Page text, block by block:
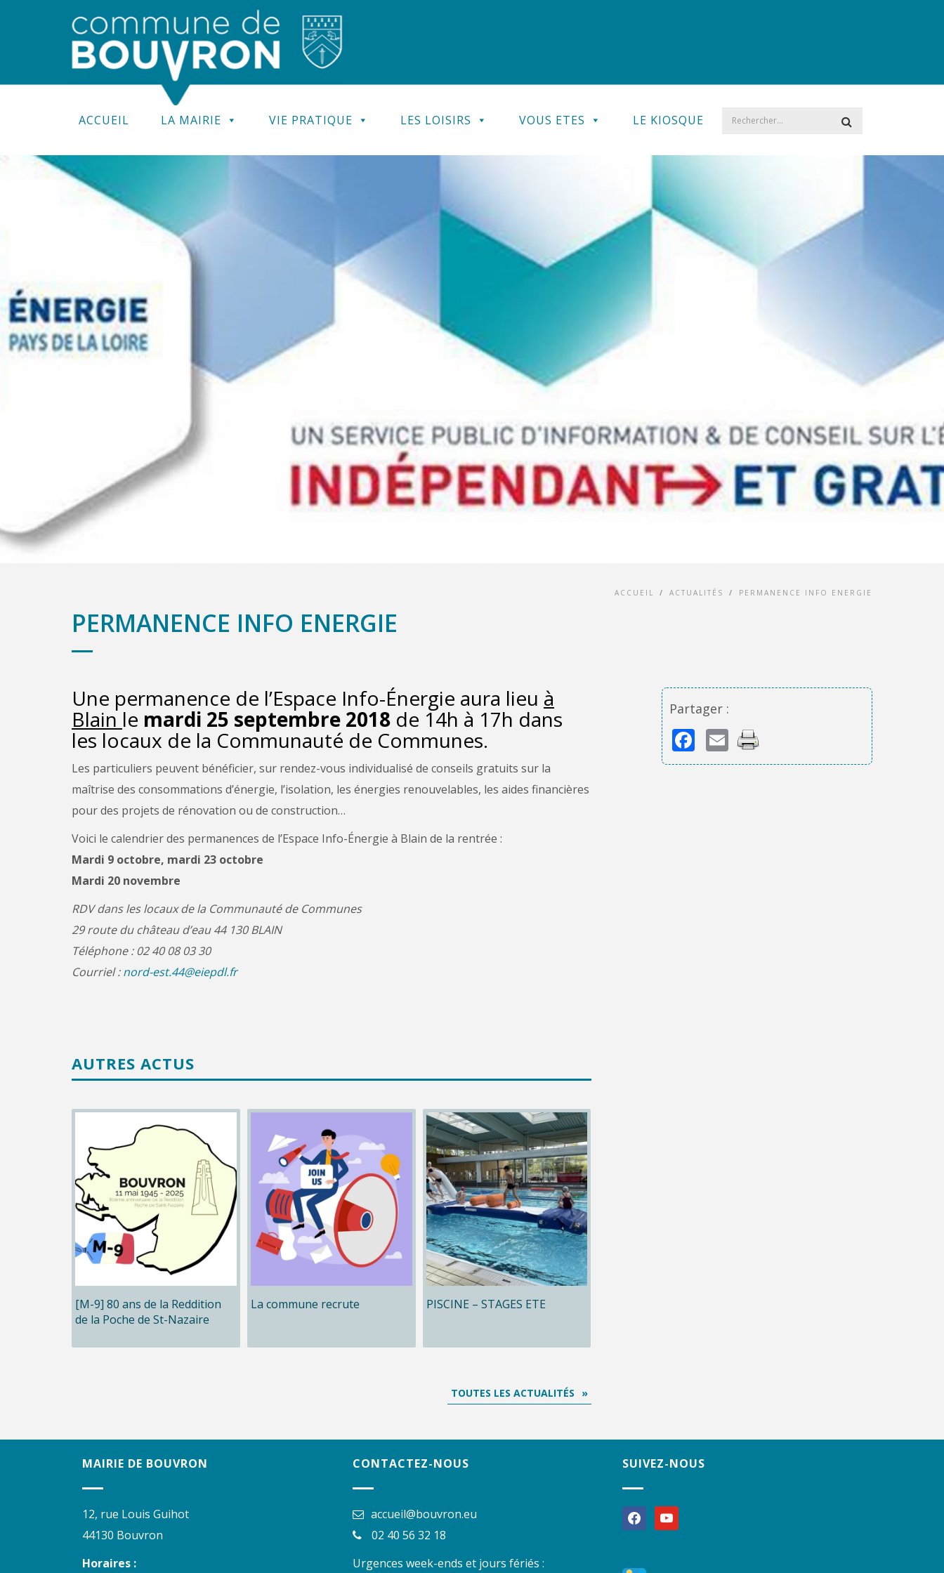
ACCUEIL LA MAIRIE VIE PRATIQUE LES LOISIRS VOUS ETES LE KIOSQUE
ACCUEIL / ACTUALITÉS / PERMANENCE INFO ENERGIE
PERMANENCE INFO ENERGIE
Une permanence de l’Espace Info-Énergie aura lieu à
Blain le mardi 25 septembre 2018 de 14h à 17h dans
les locaux de la Communauté de Communes.
Les particuliers peuvent bénéficier, sur rendez-vous individualisé de conseils gratuits sur la
maîtrise des consommations d’énergie, l’isolation, les énergies renouvelables, les aides financières
pour des projets de rénovation ou de construction…
Voici le calendrier des permanences de l’Espace Info-Énergie à Blain de la rentrée :
Mardi 9 octobre, mardi 23 octobre
Mardi 20 novembre
RDV dans les locaux de la Communauté de Communes
29 route du château d’eau 44 130 BLAIN
Téléphone : 02 40 08 03 30
Courriel :nord-est.44@eiepdl.fr
Partager :
Facebook
Email
AUTRES ACTUS
[M-9] 80 ans de la Reddition
de la Poche de St-Nazaire
La commune recrute PISCINE – STAGES ETE
TOUTES LES ACTUALITÉS
MAIRIE DE BOUVRON
12, rue Louis Guihot
44130 Bouvron
Horaires :
CONTACTEZ-NOUS
accueil@bouvron.eu
02 40 56 32 18
Urgences week-ends et jours fériés :
SUIVEZ-NOUS
facebookyoutube